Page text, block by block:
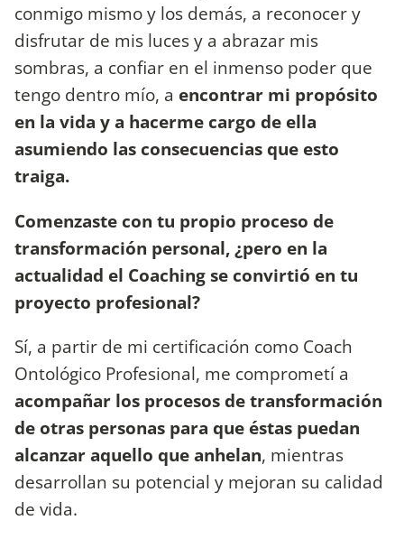
conmigo mismo y los demás, a reconocer y
disfrutar de mis luces y a abrazar mis
sombras, a confiar en el inmenso poder que
tengo dentro mío, a encontrar mi propósito
en la vida y a hacerme cargo de ella
asumiendo las consecuencias que esto
traiga.
Comenzaste con tu propio proceso de
transformación personal, ¿pero en la
actualidad el Coaching se convirtió en tu
proyecto profesional?
Sí, a partir de mi certificación como Coach
Ontológico Profesional, me comprometí a
acompañar los procesos de transformación
de otras personas para que éstas puedan
alcanzar aquello que anhelan, mientras
desarrollan su potencial y mejoran su calidad
de vida.